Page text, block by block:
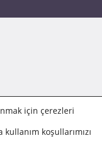
için çerezleri
koşullarımızı